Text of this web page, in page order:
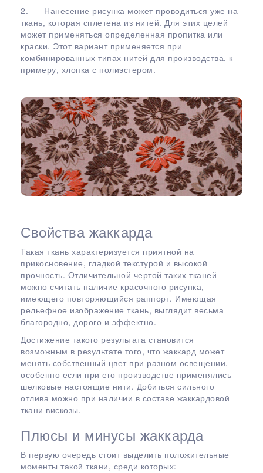
2. Нанесение рисунка может проводиться уже на
ткань, которая сплетена из нитей. Для этих целей
может применяться определенная пропитка или
краски. Этот вариант применяется при
комбинированных типах нитей для производства, к
примеру, хлопка с полиэстером.
Свойства жаккарда
Такая ткань характеризуется приятной на
прикосновение, гладкой текстурой и высокой
прочность. Отличительной чертой таких тканей
можно считать наличие красочного рисунка,
имеющего повторяющийся раппорт. Имеющая
рельефное изображение ткань, выглядит весьма
благородно, дорого и эффектно.
Достижение такого результата становится
возможным в результате того, что жаккард может
менять собственный цвет при разном освещении,
особенно если при его производстве применялись
шелковые настоящие нити. Добиться сильного
отлива можно при наличии в составе жаккардовой
ткани вискозы.
Плюсы и минусы жаккарда
В первую очередь стоит выделить положительные
моменты такой ткани, среди которых: